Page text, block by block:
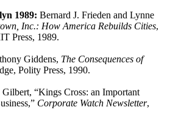
1989: Bernard J. Frieden and Lynne
Inc.: How America Rebuilds Cities,
Press, 1989.
Giddens, The Consequences of
Polity Press, 1990.
Gilbert, “Kings Cross: an Important
Corporate Watch Newsletter,